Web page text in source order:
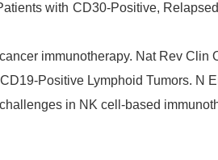
with CD30-Positive,
immunotherapy. Nat Rev Clin
Positive Lymphoid Tumors. N
in NK cell-based